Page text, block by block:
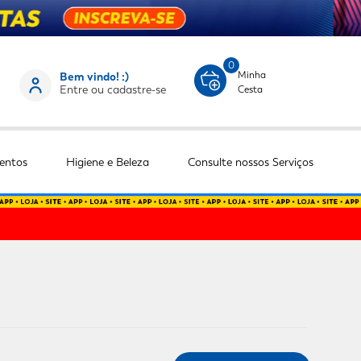
Bem vindo! :)
Entre ou cadastre-se
0
Minha
Cesta
Higiene e Beleza Consulte nossos Serviços